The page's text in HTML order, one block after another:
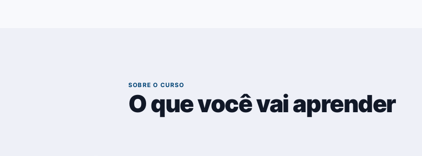
SOBRE O CURSO
O que você vai aprender